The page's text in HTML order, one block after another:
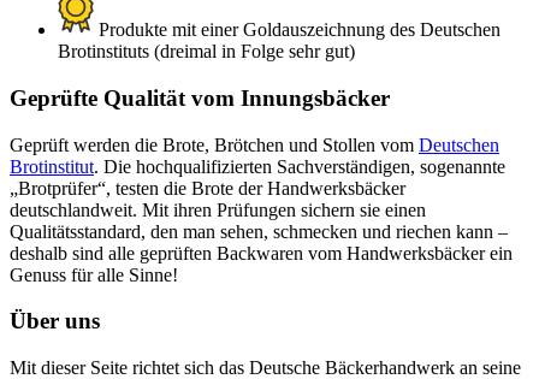
Produkte mit einer Goldauszeichnung des Deutschen
Brotinstituts (dreimal in Folge sehr gut)
Geprüfte Qualität vom Innungsbäcker
Geprüft werden die Brote, Brötchen und Stollen vom Deutschen
Brotinstitut. Die hochqualifizierten Sachverständigen, sogenannte
„Brotprüfer“, testen die Brote der Handwerksbäcker
deutschlandweit. Mit ihren Prüfungen sichern sie einen
Qualitätsstandard, den man sehen, schmecken und riechen kann –
deshalb sind alle geprüften Backwaren vom Handwerksbäcker ein
Genuss für alle Sinne!
Über uns
Mit dieser Seite richtet sich das Deutsche Bäckerhandwerk an seine